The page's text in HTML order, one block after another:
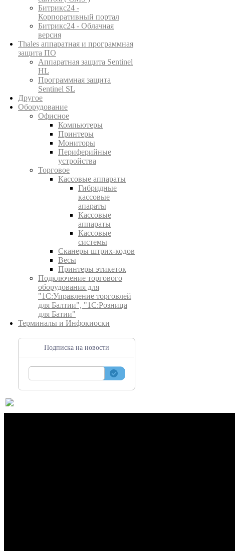
Битрикс24 -
Корпоративный портал
Битрикс24 - Облачная
версия
Thales аппаратная и программная
защита ПО
Аппаратная защита Sentinel
HL
Программная защита
Sentinel SL
Другое
Оборудование
Офисное
Компьютеры
Принтеры
Мониторы
Периферийные
устройства
Торговое
Кассовые аппараты
Гибридные
кассовые
апараты
Кассовые
аппараты
Кассовые
системы
Сканеры штрих-кодов
Весы
Принтеры этикеток
Подключение торгового
оборудования для
"1С:Управление торговлей
для Балтии", "1С:Розница
для Батии"
Терминалы и Инфокиоски
Подписка на новости